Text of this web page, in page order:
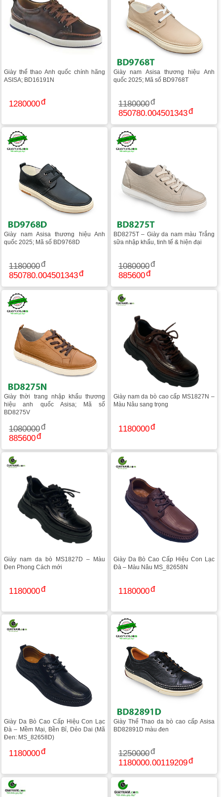
Giày thể thao Anh quốc chính hãng
ASISA; BD16191N
1280000
Giày nam Asisa thương hiệu Anh
quốc 2025; Mã số BD9768T
1180000
850780.004501343
Giày nam Asisa thương hiệu Anh
quốc 2025; Mã số BD9768D
1180000
850780.004501343
BD8275T – Giày da nam màu Trắng
sữa nhập khẩu, tinh tế & hiện đại
1080000
885600
Giày thời trang nhập khẩu thương
hiệu anh quốc Asisa; Mã số
BD8275V
1080000
885600
Giày nam da bò cao cấp MS1827N –
Màu Nâu sang trọng
1180000
Giày nam da bò MS1827D – Màu
Đen Phong Cách mới
1180000
Giày Da Bò Cao Cấp Hiệu Con Lạc
Đà – Màu Nâu MS_82658N
1180000
Giày Da Bò Cao Cấp Hiệu Con Lạc
Đà – Mềm Mại, Bền Bỉ, Dẻo Dai (Mã
Đen: MS_82658D)
1180000
Giày Thể Thao da bò cao cấp Asisa
BD82891D màu đen
1250000
1180000.00119209